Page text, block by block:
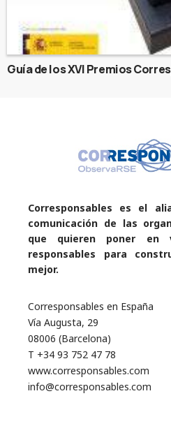
Guía de los XVI Premios
Corresponsables es el
comunicación de las
que quieren poner en
responsables para
mejor.
Corresponsables en España
Vía Augusta, 29
08006 (Barcelona)
T +34 93 752 47 78
www.corresponsables.com
info@corresponsables.com